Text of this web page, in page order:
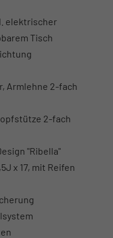
elektrischer
Tisch
Armlehne 2-fach
2-fach
"Ribella"
x 17, mit Reifen